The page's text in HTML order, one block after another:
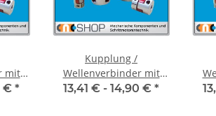
mit
20C
€ *
Kupplung /
Wellenverbinder mit
Klemmnaben FCT-20C
13,41 € - 14,90 € *